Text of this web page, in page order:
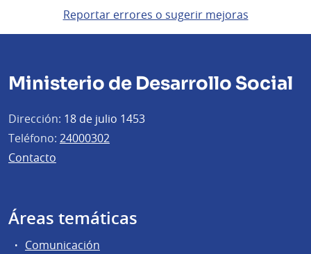
Reportar errores o sugerir mejoras
Ministerio de Desarrollo Social
Dirección: 18 de julio 1453
Teléfono: 24000302
Contacto
Áreas temáticas
Comunicación